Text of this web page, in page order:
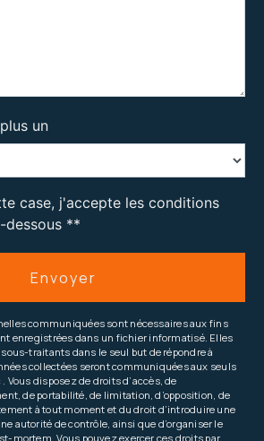
un
case, j'accepte les conditions
dessous **
Envoyer
communiquées sont nécessaires aux fins
enregistrées dans un fichier informatisé. Elles
traitants dans le seul but de répondre à
collectées seront communiquées aux seuls
disposez de droits d’accès, de
de portabilité, de limitation, d’opposition, de
à tout moment et du droit d’introduire une
autorité de contrôle, ainsi que d’organiser le
mortem. Vous pouvez exercer ces droits par